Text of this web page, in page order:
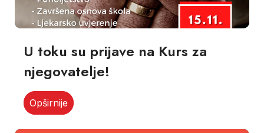
U toku su prijave na Kurs za
njegovatelje!
Opširnije